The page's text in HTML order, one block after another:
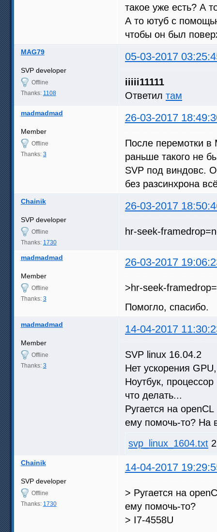
такое уже есть? А
А то ютуб с
чтобы он был
MAG79 05-03-2017
SVP developer
Offline
Thanks: 1108
iiiii11111
Ответил там
madmadmad 26-03-2017
Member
Offline
Thanks: 3
После перемотки в
раньше такого не
SVP под виндовс.
без разсинхрона
Chainik 26-03-2017
SVP developer
Offline
Thanks: 1730
hr-seek-
madmadmad 26-03-2017
Member
Offline
Thanks: 3
>hr-seek-
Помогло, спасибо.
madmadmad 14-04-2017
Member
Offline
Thanks: 3
SVP linux 16.04.2
Нет ускорения
Ноутбук,
что делать...
Ругается на
ему помочь-то? На
svp_linux_1604.txt
Chainik 14-04-2017
SVP developer
Offline
Thanks: 1730
> Ругается на
ему помочь-то?
> I7-4558U